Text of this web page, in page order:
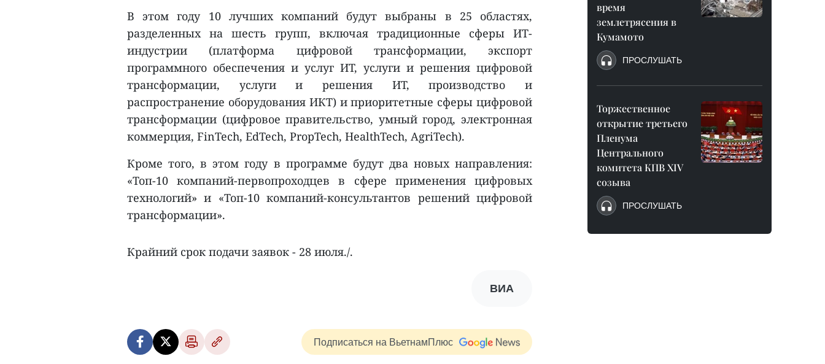
В этом году 10 лучших компаний будут выбраны в 25 областях,
разделенных на шесть групп, включая традиционные сферы ИТ-
индустрии (платформа цифровой трансформации, экспорт
программного обеспечения и услуг ИТ, услуги и решения цифровой
трансформации, услуги и решения ИТ, производство и
распространение оборудования ИКТ) и приоритетные сферы цифровой
трансформации (цифровое правительство, умный город, электронная
коммерция, FinTech, EdTech, PropTech, HealthTech, AgriTech).
Кроме того, в этом году в программе будут два новых направления:
«‎Топ-10 компаний-первопроходцев в сфере применения цифровых
технологий»‎ и «‎Топ-10 компаний-консультантов решений цифровой
трансформации»‎.
Крайний срок подачи заявок - 28 июля./.
ВИА
Подписаться на ВьетнамПлюс
время
землетрясения в
Кумамото
ПРОСЛУШАТЬ
Торжественное
открытие третьего
Пленума
Центрального
комитета КПВ XIV
созыва
ПРОСЛУШАТЬ